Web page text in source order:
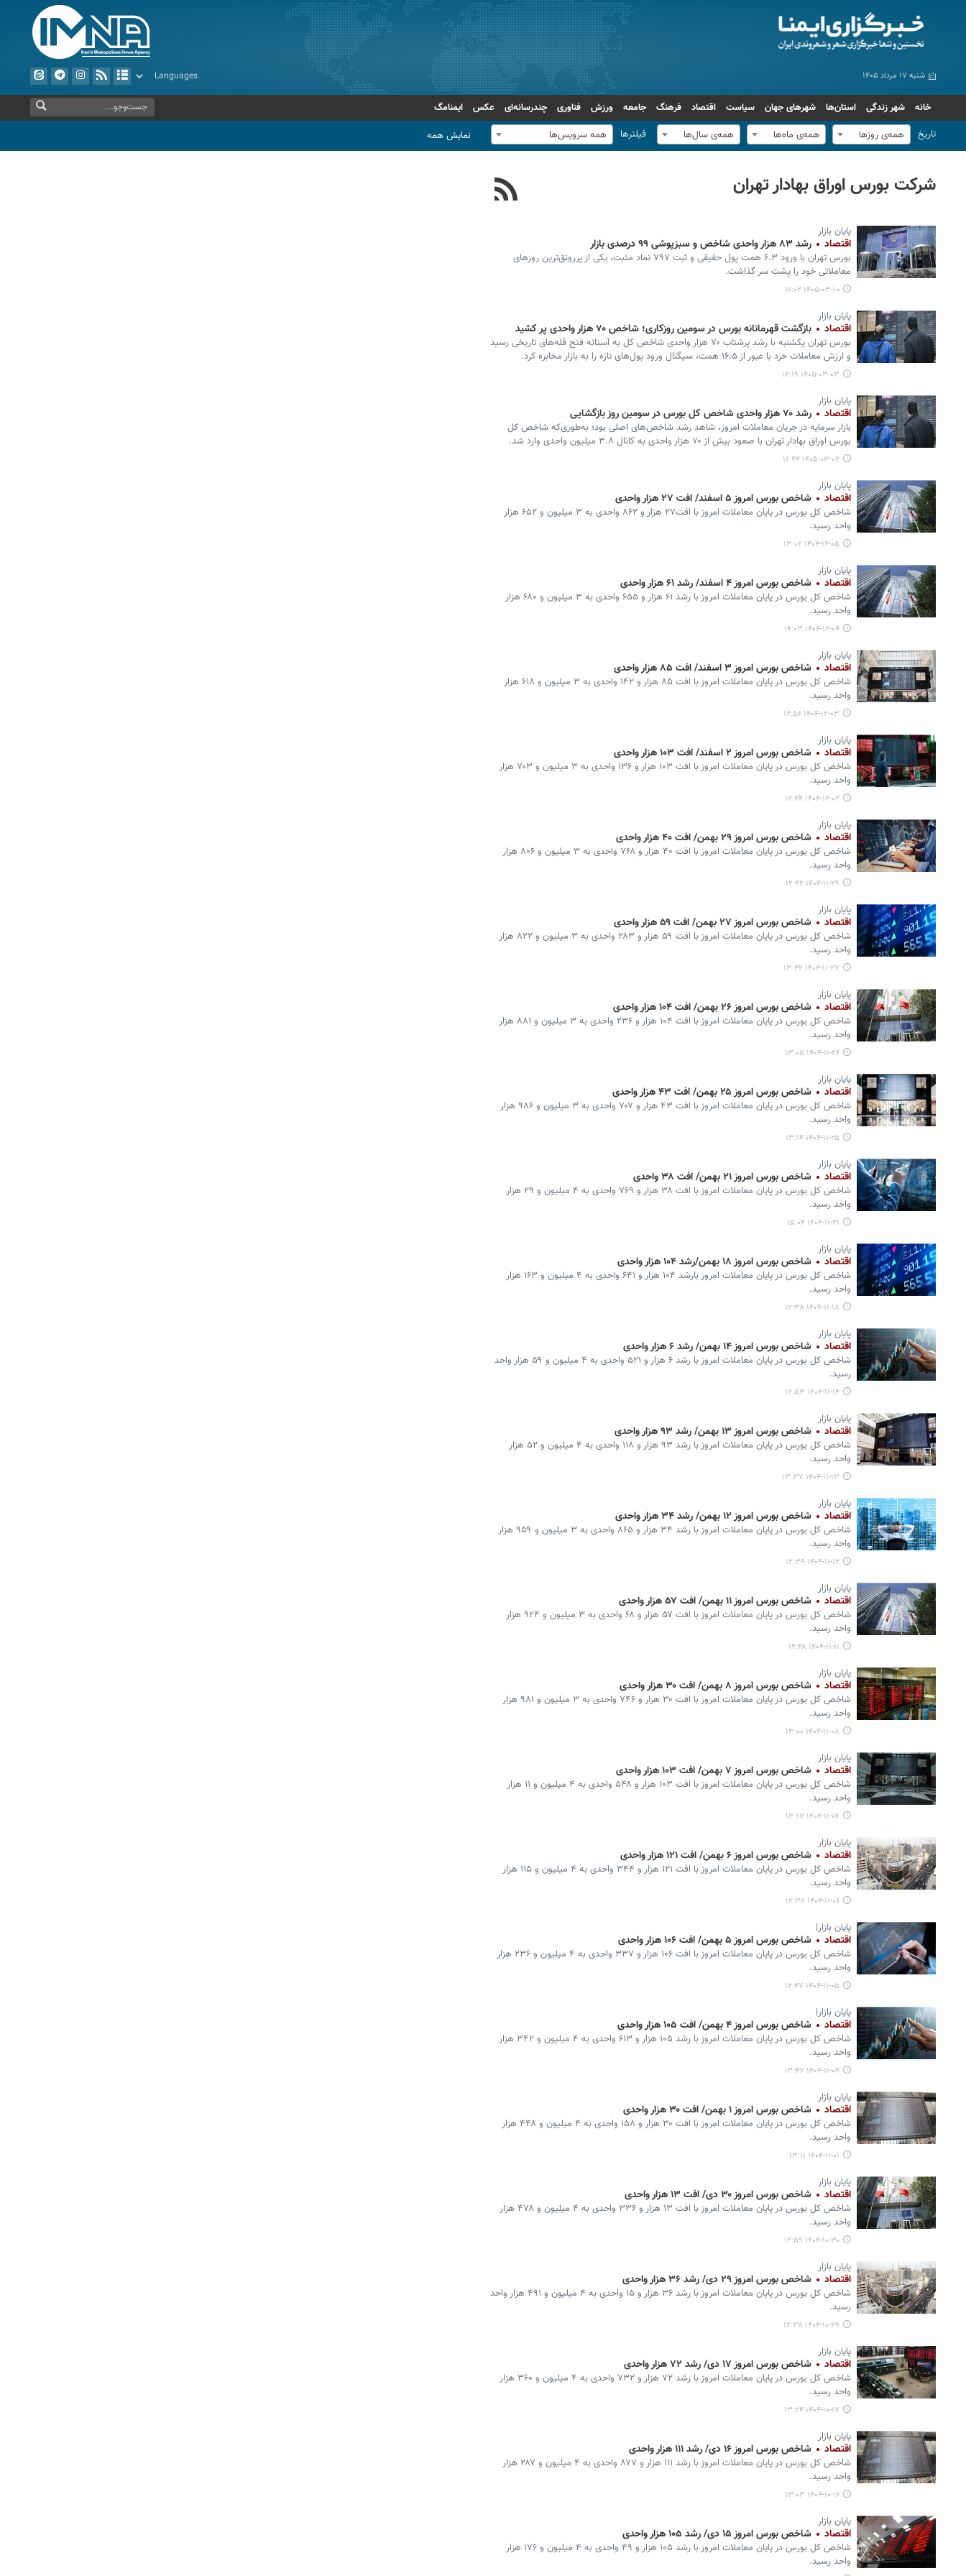
شنبه ۱۷ مرداد ۱۴۰۵
خانه شهر زندگی استان‌ها شهرهای جهان سیاست اقتصاد فرهنگ جامعه ورزش فناوری چندرسانه‌ای عکس
ایمنامگ
تاریخ
همه‌ی روزها همه‌ی ماه‌ها همه‌ی سال‌ها فیلترها همه سرویس‌ها نمایش همه
شرکت بورس اوراق بهادار تهران
پایان بازار
اقتصاد رشد ۸۳ هزار واحدی شاخص و سبزپوشی ۹۹ درصدی بازار
بورس تهران با ورود ۶.۳ همت پول حقیقی و ثبت ۷۹۷ نماد مثبت، یکی از پررونق‌ترین روزهای
معاملاتی خود را پشت سر گذاشت.
۱۴۰۵-۰۳-۱۰ ۱۶:۰۲
پایان بازار
اقتصاد بازگشت قهرمانانه بورس در سومین روزکاری؛ شاخص ۷۰ هزار واحدی پر کشید
بورس تهران یکشنبه با رشد پرشتاب ۷۰ هزار واحدی شاخص کل به آستانه فتح قله‌های تاریخی رسید
و ارزش معاملات خرد با عبور از ۱۶.۵ همت، سیگنال ورود پول‌های تازه را به بازار مخابره کرد.
۱۴۰۵-۰۳-۰۳ ۱۲:۱۹
پایان بازار
اقتصاد رشد ۷۰ هزار واحدی شاخص کل بورس در سومین روز بازگشایی
بازار سرمایه در جریان معاملات امروز، شاهد رشد شاخص‌های اصلی بود؛ به‌طوری‌که شاخص کل
بورس اوراق بهادار تهران با صعود بیش از ۷۰ هزار واحدی به کانال ۳.۸ میلیون واحدی وارد شد.
۱۴۰۵-۰۳-۰۲ ۱۶:۴۴
پایان بازار
اقتصاد شاخص بورس امروز ۵ اسفند/ افت ۲۷ هزار واحدی
شاخص کل بورس در پایان معاملات امروز با افت۲۷ هزار و ۸۶۲ واحدی به ۳ میلیون و ۶۵۲ هزار
واحد رسید.
۱۴۰۴-۱۲-۰۵ ۱۳:۰۲
پایان بازار
اقتصاد شاخص بورس امروز ۴ اسفند/ رشد ۶۱ هزار واحدی
شاخص کل بورس در پایان معاملات امروز با رشد ۶۱ هزار و ۶۵۵ واحدی به ۳ میلیون و ۶۸۰ هزار
واحد رسید.
۱۴۰۴-۱۲-۰۴ ۱۹:۰۳
پایان بازار
اقتصاد شاخص بورس امروز ۳ اسفند/ افت ۸۵ هزار واحدی
شاخص کل بورس در پایان معاملات امروز با افت ۸۵ هزار و ۱۴۲ واحدی به ۳ میلیون و ۶۱۸ هزار
واحد رسید.
۱۴۰۴-۱۲-۰۳ ۱۲:۵۶
پایان بازار
اقتصاد شاخص بورس امروز ۲ اسفند/ افت ۱۰۳ هزار واحدی
شاخص کل بورس در پایان معاملات امروز با افت ۱۰۳ هزار و ۱۳۶ واحدی به ۳ میلیون و ۷۰۳ هزار
واحد رسید.
۱۴۰۴-۱۲-۰۲ ۱۲:۴۴
پایان بازار
اقتصاد شاخص بورس امروز ۲۹ بهمن/ افت ۴۰ هزار واحدی
شاخص کل بورس در پایان معاملات امروز با افت ۴۰ هزار و ۷۶۸ واحدی به ۳ میلیون و ۸۰۶ هزار
واحد رسید.
۱۴۰۴-۱۱-۲۹ ۱۲:۴۲
پایان بازار
اقتصاد شاخص بورس امروز ۲۷ بهمن/ افت ۵۹ هزار واحدی
شاخص کل بورس در پایان معاملات امروز با افت ۵۹ هزار و ۲۸۳ واحدی به ۳ میلیون و ۸۲۲ هزار
واحد رسید.
۱۴۰۴-۱۱-۲۷ ۱۳:۴۲
پایان بازار
اقتصاد شاخص بورس امروز ۲۶ بهمن/ افت ۱۰۴ هزار واحدی
شاخص کل بورس در پایان معاملات امروز با افت ۱۰۴ هزار و ۲۳۶ واحدی به ۳ میلیون و ۸۸۱ هزار
واحد رسید.
۱۴۰۴-۱۱-۲۶ ۱۳:۰۵
پایان بازار
اقتصاد شاخص بورس امروز ۲۵ بهمن/ افت ۴۳ هزار واحدی
شاخص کل بورس در پایان معاملات امروز با افت ۴۳ هزار و ۷۰۷ واحدی به ۳ میلیون و ۹۸۶ هزار
واحد رسید.
۱۴۰۴-۱۱-۲۵ ۱۳:۱۴
پایان بازار
اقتصاد شاخص بورس امروز ۲۱ بهمن/ افت ۳۸ واحدی
شاخص کل بورس در پایان معاملات امروز با افت ۳۸ هزار و ۷۶۹ واحدی به ۴ میلیون و ۲۹ هزار
واحد رسید.
۱۴۰۴-۱۱-۲۱ ۱۵:۰۴
پایان بازار
اقتصاد شاخص بورس امروز ۱۸ بهمن/رشد ۱۰۴ هزار واحدی
شاخص کل بورس در پایان معاملات امروز بارشد ۱۰۴ هزار و ۶۴۱ واحدی به ۴ میلیون و ۱۶۳ هزار
واحد رسید.
۱۴۰۴-۱۱-۱۸ ۱۲:۳۸
پایان بازار
اقتصاد شاخص بورس امروز ۱۴ بهمن/ رشد ۶ هزار واحدی
شاخص کل بورس در پایان معاملات امروز با رشد ۶ هزار و ۵۲۱ واحدی به ۴ میلیون و ۵۹ هزار واحد
رسید.
۱۴۰۴-۱۱-۱۴ ۱۲:۵۳
پایان بازار
اقتصاد شاخص بورس امروز ۱۳ بهمن/ رشد ۹۳ هزار واحدی
شاخص کل بورس در پایان معاملات امروز با رشد ۹۳ هزار و ۱۱۸ واحدی به ۴ میلیون و ۵۲ هزار
واحد رسید.
۱۴۰۴-۱۱-۱۳ ۱۳:۳۷
پایان بازار
اقتصاد شاخص بورس امروز ۱۲ بهمن/ رشد ۳۴ هزار واحدی
شاخص کل بورس در پایان معاملات امروز با رشد ۳۴ هزار و ۸۶۵ واحدی به ۳ میلیون و ۹۵۹ هزار
واحد رسید.
۱۴۰۴-۱۱-۱۲ ۱۲:۳۹
پایان بازار
اقتصاد شاخص بورس امروز ۱۱ بهمن/ افت ۵۷ هزار واحدی
شاخص کل بورس در پایان معاملات امروز با افت ۵۷ هزار و ۶۸ واحدی به ۳ میلیون و ۹۲۴ هزار
واحد رسید.
۱۴۰۴-۱۱-۱۱ ۱۲:۴۸
پایان بازار
اقتصاد شاخص بورس امروز ۸ بهمن/ افت ۳۰ هزار واحدی
شاخص کل بورس در پایان معاملات امروز با افت ۳۰ هزار و ۷۴۶ واحدی به ۳ میلیون و ۹۸۱ هزار
واحد رسید.
۱۴۰۴-۱۱-۰۸ ۱۳:۰۰
پایان بازار
اقتصاد شاخص بورس امروز ۷ بهمن/ افت ۱۰۳ هزار واحدی
شاخص کل بورس در پایان معاملات امروز با افت ۱۰۳ هزار و ۵۴۸ واحدی به ۴ میلیون و ۱۱ هزار
واحد رسید.
۱۴۰۴-۱۱-۰۷ ۱۳:۱۷
پایان بازار
اقتصاد شاخص بورس امروز ۶ بهمن/ افت ۱۲۱ هزار واحدی
شاخص کل بورس در پایان معاملات امروز با افت ۱۲۱ هزار و ۳۴۴ واحدی به ۴ میلیون و ۱۱۵ هزار
واحد رسید.
۱۴۰۴-۱۱-۰۶ ۱۲:۳۸
پایان بازار|
اقتصاد شاخص بورس امروز ۵ بهمن/ افت ۱۰۶ هزار واحدی
شاخص کل بورس در پایان معاملات امروز با افت ۱۰۶ هزار و ۳۳۷ واحدی به ۴ میلیون و ۲۳۶ هزار
واحد رسید.
۱۴۰۴-۱۱-۰۵ ۱۲:۴۷
پایان بازار|
اقتصاد شاخص بورس امروز ۴ بهمن/ افت ۱۰۵ هزار واحدی
شاخص کل بورس در پایان معاملات امروز با رشد ۱۰۵ هزار و ۶۱۳ واحدی به ۴ میلیون و ۳۴۲ هزار
واحد رسید.
۱۴۰۴-۱۱-۰۴ ۱۳:۴۷
پایان بازار
اقتصاد شاخص بورس امروز ۱ بهمن/ افت ۳۰ هزار واحدی
شاخص کل بورس در پایان معاملات امروز با افت ۳۰ هزار و ۱۵۸ واحدی به ۴ میلیون و ۴۴۸ هزار
واحد رسید.
۱۴۰۴-۱۱-۰۱ ۱۳:۱۱
پایان بازار
اقتصاد شاخص بورس امروز ۳۰ دی/ افت ۱۳ هزار واحدی
شاخص کل بورس در پایان معاملات امروز با افت ۱۳ هزار و ۳۳۶ واحدی به ۴ میلیون و ۴۷۸ هزار
واحد رسید.
۱۴۰۴-۱۰-۳۰ ۱۲:۵۹
پایان بازار
اقتصاد شاخص بورس امروز ۲۹ دی/ رشد ۳۶ هزار واحدی
شاخص کل بورس در پایان معاملات امروز با رشد ۳۶ هزار و ۱۵ واحدی به ۴ میلیون و ۴۹۱ هزار واحد
رسید.
۱۴۰۴-۱۰-۲۹ ۱۲:۳۸
پایان بازار
اقتصاد شاخص بورس امروز ۱۷ دی/ رشد ۷۲ هزار واحدی
شاخص کل بورس در پایان معاملات امروز با رشد ۷۲ هزار و ۷۳۲ واحدی به ۴ میلیون و ۳۶۰ هزار
واحد رسید.
۱۴۰۴-۱۰-۱۷ ۱۳:۲۴
پایان بازار
اقتصاد شاخص بورس امروز ۱۶ دی/ رشد ۱۱۱ هزار واحدی
شاخص کل بورس در پایان معاملات امروز با رشد ۱۱۱ هزار و ۸۷۷ واحدی به ۴ میلیون و ۲۸۷ هزار
واحد رسید.
۱۴۰۴-۱۰-۱۶ ۱۳:۰۳
پایان بازار
اقتصاد شاخص بورس امروز ۱۵ دی/ رشد ۱۰۵ هزار واحدی
شاخص کل بورس در پایان معاملات امروز با رشد ۱۰۵ هزار و ۴۹ واحدی به ۴ میلیون و ۱۷۶ هزار
واحد رسید.